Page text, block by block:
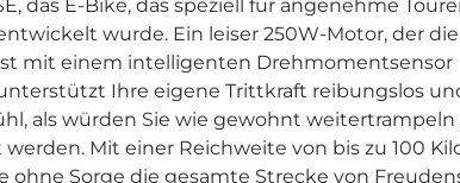
das E-Bike, das speziell für angenehme
wurde. Ein leiser 250W-Motor, der
mit einem intelligenten Drehmomentsensor
Ihre eigene Trittkraft reibungslos
als würden Sie wie gewohnt
Mit einer Reichweite von bis zu 100
ohne Sorge die gesamte Strecke von